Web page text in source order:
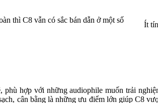
thì C8 vẫn có sắc bán dẫn ở một số
Ít
hợp với những audiophile muốn trải
cân bằng là những ưu điểm lớn giúp C8